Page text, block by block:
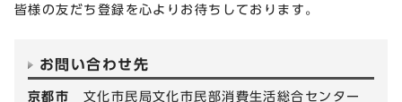
皆様の友だち登録を心よりお待ちしております。
お問い合わせ先
京都市 文化市民局文化市民部消費生活総合センター